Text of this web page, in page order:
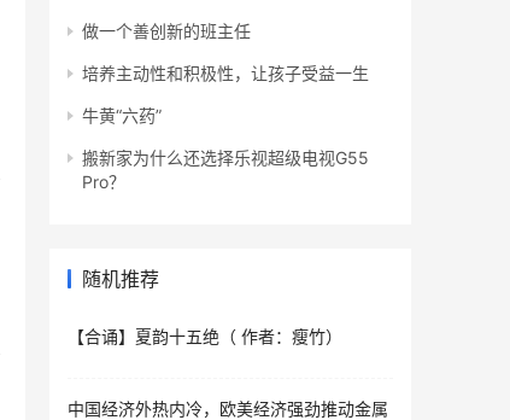
做一个善创新的班主任
培养主动性和积极性，让孩子受益一生
牛黄“六药”
搬新家为什么还选择乐视超级电视G55
Pro？
随机推荐
【合诵】夏韵十五绝（ 作者：瘦竹）
中国经济外热内冷，欧美经济强劲推动金属